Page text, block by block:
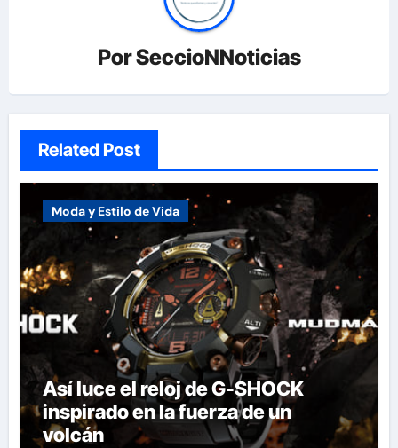
PorSeccioNNoticias
Related Post
Moda y Estilo de Vida
Así luce el reloj de G-SHOCK
inspirado en la fuerza de un
volcán